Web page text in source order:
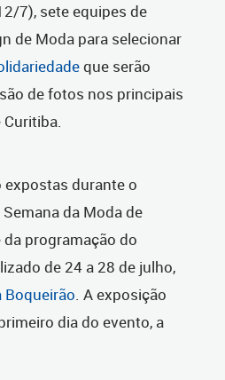
7), sete equipes de
de Moda para selecionar
que serão
de fotos nos principais
durante o
da Moda de
programação do
de 24 a 28 de julho,
Boqueirão. A exposição
dia do evento, a